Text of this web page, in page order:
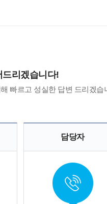
드리겠습니다!
빠르고 성실한 답변 드리겠습
담당자